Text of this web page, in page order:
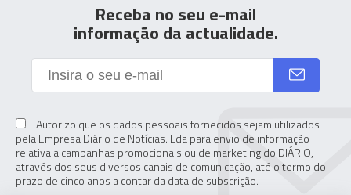
Receba no seu e-mail
informação da actualidade.
Autorizo que os dados pessoais fornecidos sejam utilizados
pela Empresa Diário de Notícias. Lda para envio de informação
relativa a campanhas promocionais ou de marketing do DIÁRIO,
através dos seus diversos canais de comunicação, até o termo do
prazo de cinco anos a contar da data de subscrição.